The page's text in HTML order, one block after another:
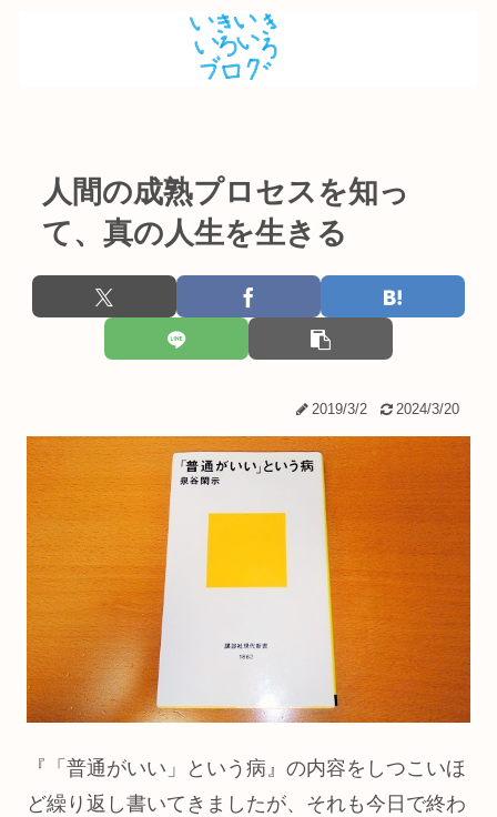
人間の成熟プロセスを知っ
て、真の人生を生きる
2019/3/2 2024/3/20
『「普通がいい」という病』の内容をしつこいほ
ど繰り返し書いてきましたが、それも今日で終わ